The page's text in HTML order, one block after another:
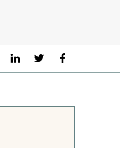
LinkedIn Twitter